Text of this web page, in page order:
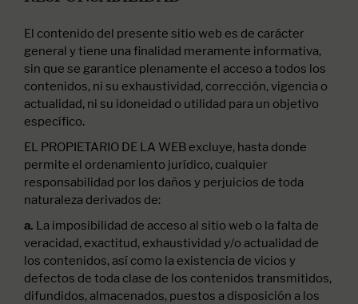
El contenido del presente sitio web es de carácter
general y tiene una finalidad meramente informativa,
sin que se garantice plenamente el acceso a todos los
contenidos, ni su exhaustividad, corrección, vigencia o
actualidad, ni su idoneidad o utilidad para un objetivo
específico.
EL PROPIETARIO DE LA WEB excluye, hasta donde
permite el ordenamiento jurídico, cualquier
responsabilidad por los daños y perjuicios de toda
naturaleza derivados de:
a. La imposibilidad de acceso al sitio web o la falta de
veracidad, exactitud, exhaustividad y/o actualidad de
los contenidos, así como la existencia de vicios y
defectos de toda clase de los contenidos transmitidos,
difundidos, almacenados, puestos a disposición a los